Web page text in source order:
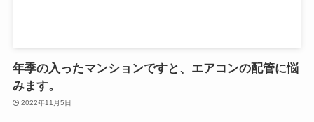
年季の入ったマンションですと、エアコンの配管に悩
みます。
2022年11月5日